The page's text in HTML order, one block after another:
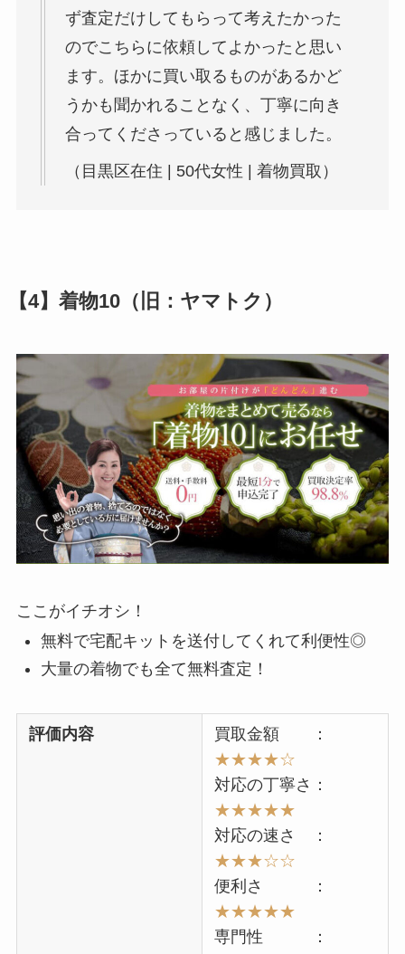
ず査定だけしてもらって考えたかった
のでこちらに依頼してよかったと思い
ます。ほかに買い取るものがあるかど
うかも聞かれることなく、丁寧に向き
合ってくださっていると感じました。
（目黒区在住 | 50代女性 | 着物買取）
【4】着物10（旧：ヤマトク）
ここがイチオシ！
無料で宅配キットを送付してくれて利便性◎
大量の着物でも全て無料査定！
評価内容
買取金額 ：
★★★★☆
対応の丁寧さ：
★★★★★
対応の速さ ：
★★★☆☆
便利さ ：
★★★★★
専門性 ：